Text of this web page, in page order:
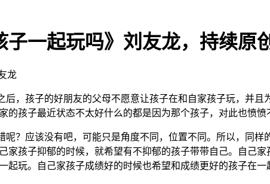
子一起玩吗》刘友龙，持续原
龙
，孩子的好朋友的父母不愿意让孩子在和自家孩子玩，并
孩子最近状态不太好什么的都是因为那个孩子，对此也愤愤
应该没有吧，可能只是角度不同，位置不同。所以，同样
家孩子抑郁的时候，就希望有不抑郁的孩子带带自己。自己
玩。自己家孩子成绩好的时候也希望和成绩更好的孩子在一